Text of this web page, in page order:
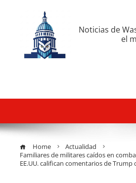
Noticias de
el
Home
Actualidad
Familiares de militares caídos en
EE.UU. califican comentarios de Trump